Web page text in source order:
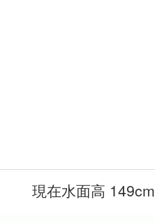
現在水面高 149cm